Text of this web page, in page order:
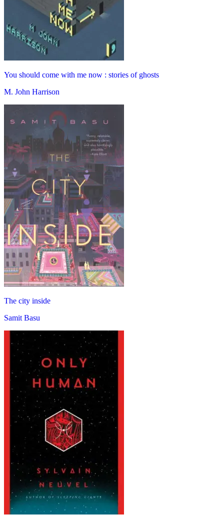
You should come with me now : stories of ghosts
M. John Harrison
The city inside
Samit Basu